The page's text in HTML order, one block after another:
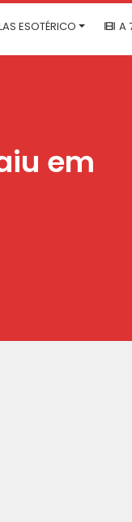
ESOTÉRICO A
em